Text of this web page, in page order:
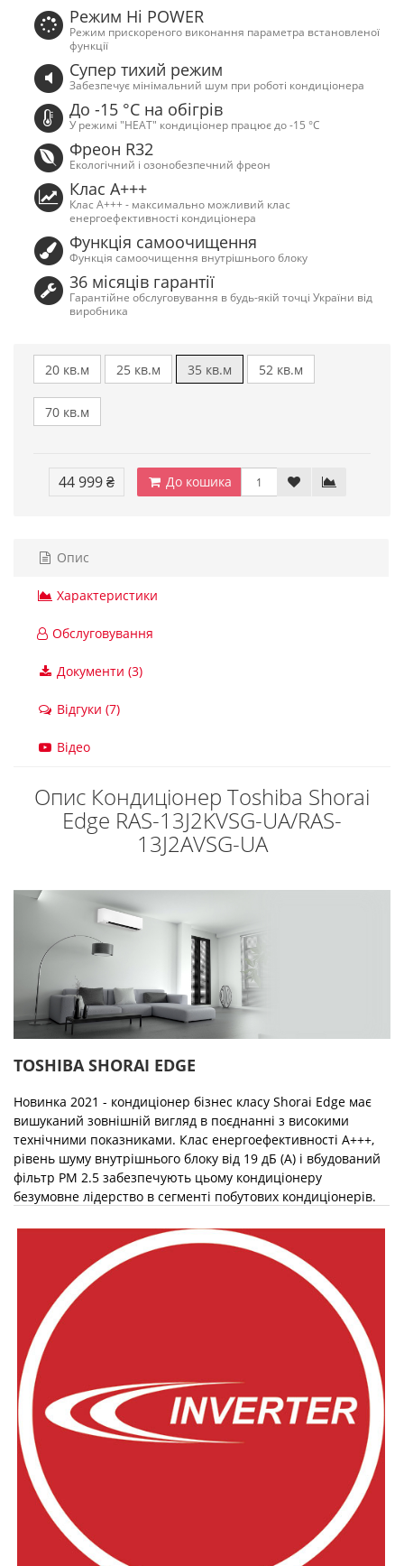
Режим Hi POWER
Режим прискореного виконання параметра встановленої
функції
Супер тихий режим
Забезпечує мінімальний шум при роботі кондиціонера
До -15 °С на обігрів
У режимі "HEAT" кондиціонер працює до -15 °С
Фреон R32
Екологічний і озонобезпечний фреон
Клас А+++
Клас А+++ - максимально можливий клас
енергоефективності кондиціонера
Функція самоочищення
Функція самоочищення внутрішнього блоку
36 місяців гарантії
Гарантійне обслуговування в будь-якій точці України від
виробника
20 кв.м 25 кв.м 35 кв.м 52 кв.м
70 кв.м
44 999 ₴ До кошика
Опис
Характеристики
Обслуговування
Документи (3)
Відгуки (7)
Відео
Опис Кондиціонер Toshiba Shorai
Edge RAS-13J2KVSG-UA/RAS-
13J2AVSG-UA
TOSHIBA SHORAI EDGE
Новинка 2021 - кондиціонер бізнес класу Shorai Edge має
вишуканий зовнішній вигляд в поєднанні з високими
технічними показниками. Клас енергоефективності А+++,
рівень шуму внутрішнього блоку від 19 дБ (А) і вбудований
фільтр PM 2.5 забезпечують цьому кондиціонеру
безумовне лідерство в сегменті побутових кондиціонерів.